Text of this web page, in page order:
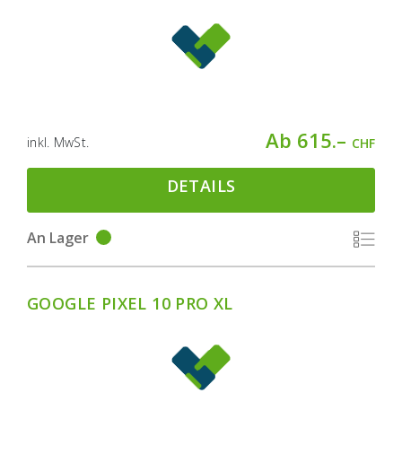
inkl. MwSt. Ab 615.– CHF
DETAILS
An Lager
GOOGLE PIXEL 10 PRO XL